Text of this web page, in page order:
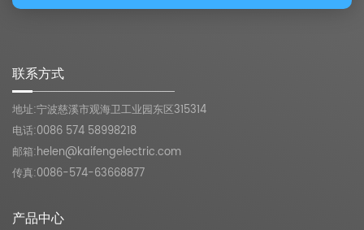
联系方式
地址:宁波慈溪市观海卫工业园东区315314
电话:0086 574 58998218
邮箱:helen@kaifengelectric.com
传真:0086-574-63668877
产品中心